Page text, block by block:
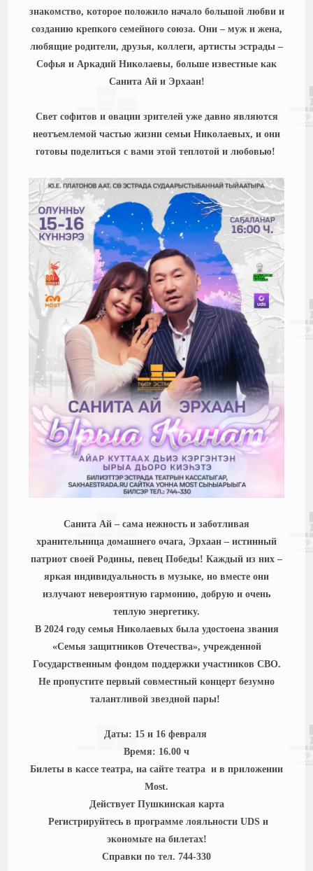
знакомство, которое положило начало большой любви и
созданию крепкого семейного союза. Они – муж и жена,
любящие родители, друзья, коллеги, артисты эстрады –
Софья и Аркадий Николаевы, больше известные как
Санита Ай и Эрхаан!
Свет софитов и овации зрителей уже давно являются
неотъемлемой частью жизни семьи Николаевых, и они
готовы поделиться с вами этой теплотой и любовью!
Санита Ай – сама нежность и заботливая
хранительница домашнего очага, Эрхаан – истинный
патриот своей Родины, певец Победы! Каждый из них –
яркая индивидуальность в музыке, но вместе они
излучают невероятную гармонию, добрую и очень
теплую энергетику.
В 2024 году семья Николаевых была удостоена звания
«Семья защитников Отечества», учрежденной
Государственным фондом поддержки участников СВО.
Не пропустите первый совместный концерт безумно
талантливой звездной пары!
Даты: 15 и 16 февраля
Время: 16.00 ч
Билеты в кассе театра, на сайте театра и в приложении
Most.
Действует Пушкинская карта
Регистрируйтесь в программе лояльности UDS и
экономьте на билетах!
Справки по тел. 744-330